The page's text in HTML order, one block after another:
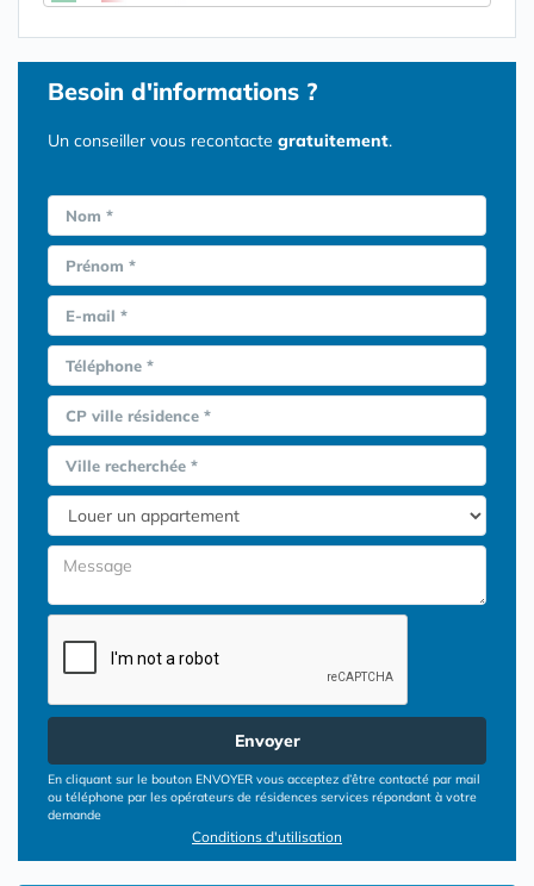
Besoin d'informations ?
Un conseiller vous recontacte gratuitement.
Nom *
Prénom *
E-mail *
Téléphone *
CP ville résidence *
Ville recherchée *
Envoyer
En cliquant sur le bouton ENVOYER vous acceptez d’être contacté par mail
ou téléphone par les opérateurs de résidences services répondant à votre
demande
Conditions d'utilisation